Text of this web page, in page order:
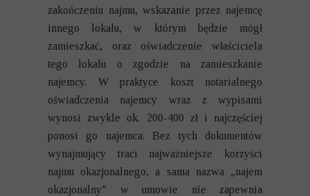
zakończeniu najmu, wskazanie przez najemcę
innego lokalu, w którym będzie mógł
zamieszkać, oraz oświadczenie właściciela
tego lokalu o zgodzie na zamieszkanie
najemcy. W praktyce koszt notarialnego
oświadczenia najemcy wraz z wypisami
wynosi zwykle ok. 200-400 zł i najczęściej
ponosi go najemca. Bez tych dokumentów
wynajmujący traci najważniejsze korzyści
najmu okazjonalnego, a sama nazwa „najem
okazjonalny” w umowie nie zapewnia